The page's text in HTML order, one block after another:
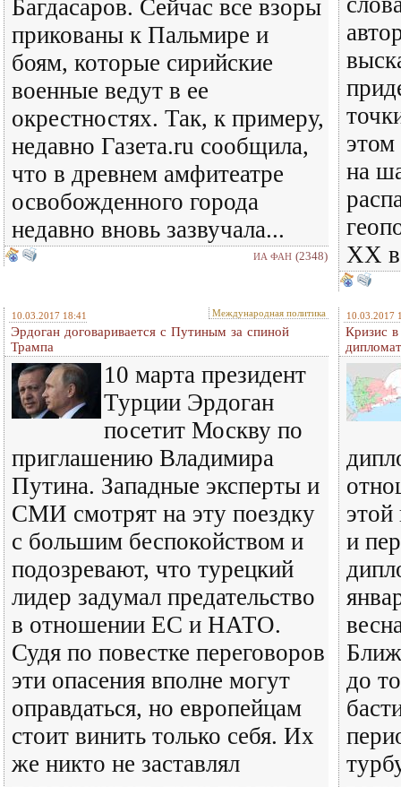
Багдасаров. Сейчас все взоры
прикованы к Пальмире и
боям, которые сирийские
военные ведут в ее
окрестностях. Так, к примеру,
недавно Газета.ru сообщила,
что в древнем амфитеатре
освобожденного города
недавно вновь зазвучала...
ИА ФАН (2348)
на
XX
10.03.2017 18:41 Международная политика
Эрдоган договаривается с Путиным за спиной
Трампа
10 марта президент
Турции Эрдоган
посетит Москву по
приглашению Владимира
Путина. Западные эксперты и
СМИ смотрят на эту поездку
с большим беспокойством и
подозревают, что турецкий
лидер задумал предательство
в отношении ЕС и НАТО.
Судя по повестке переговоров
эти опасения вполне могут
оправдаться, но европейцам
стоит винить только себя. Их
же никто не заставлял
10.03.2017
Кризис
и
до